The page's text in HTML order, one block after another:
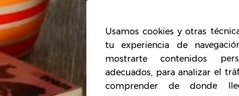
Usamos cookies y otras
tu experiencia de
mostrarte contenidos
adecuados, para analizar el
comprender de donde